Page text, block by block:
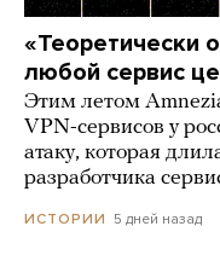
«Теоретически
любой сервис
Этим летом
VPN-сервисов у
атаку, которая
разработчика
ИСТОРИИ 5 дней назад